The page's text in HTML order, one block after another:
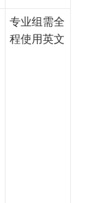
专业组需全
程使用英文